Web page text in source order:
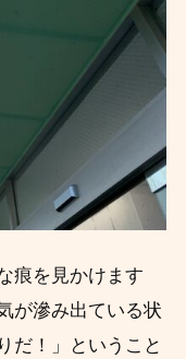
痕を見かけます
が滲み出ている状
だ！」ということ